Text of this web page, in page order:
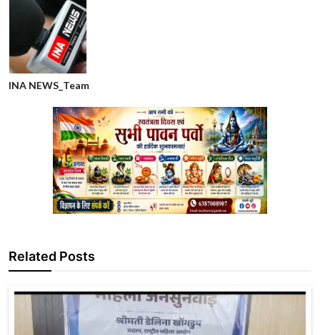
INA NEWS_Team
Related Posts